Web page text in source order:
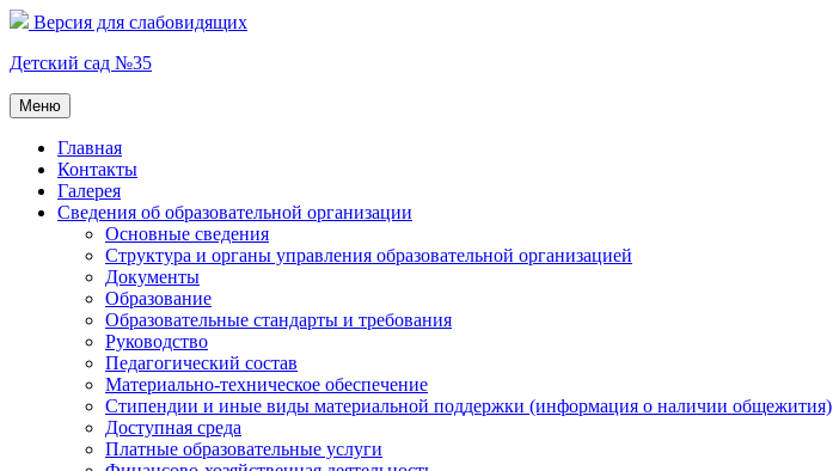
Перейти
содержимому
Версия для слабовидящих
Детский сад №35
Меню
Главная
Контакты
Галерея
Сведения об образовательной организации
Основные сведения
Структура и органы управления образовательной организацией
Документы
Образование
Образовательные стандарты и требования
Руководство
Педагогический состав
Материально-техническое обеспечение
Стипендии и иные виды материальной поддержки (информация о наличии общежития)
Доступная среда
Платные образовательные услуги